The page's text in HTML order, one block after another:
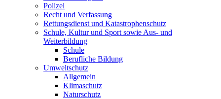
Polizei
Recht und Verfassung
Rettungsdienst und Katastrophenschutz
Schule, Kultur und Sport sowie Aus- und
Weiterbildung
Schule
Berufliche Bildung
Umweltschutz
Allgemein
Klimaschutz
Naturschutz